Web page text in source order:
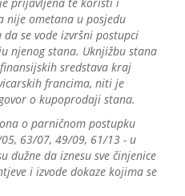
nije ometana u posjedu
se vode izvršni postupci
njenog stana. Uknjižbu stana
sredstava kraj
francima, niti je
o kupoprodaji stana.
o parničnom postupku
63/07, 49/09, 61/13 - u
dužne da iznesu sve činjenice
i izvode dokaze kojima se